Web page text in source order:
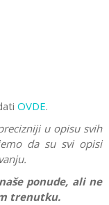
OVDE.
u opisu svih
da su svi opisi
ponude, ali ne
trenutku.